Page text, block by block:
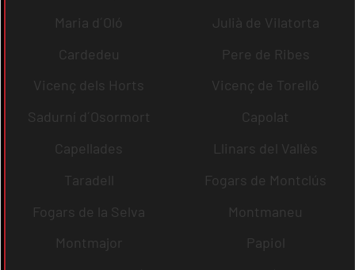
Maria d´Oló
Julià de Vilatorta
Cardedeu
Pere de Ribes
Vicenç dels Horts
Vicenç de Torelló
Sadurní d´Osormort
Capolat
Capellades
Llinars del Vallès
Taradell
Fogars de Montclús
Fogars de la Selva
Montmaneu
Montmajor
Papiol